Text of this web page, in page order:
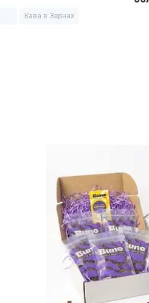
Кава в Зернах